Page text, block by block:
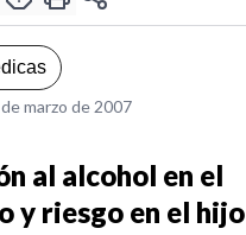
marzo de 2007
al alcohol en el
y riesgo en el hijo